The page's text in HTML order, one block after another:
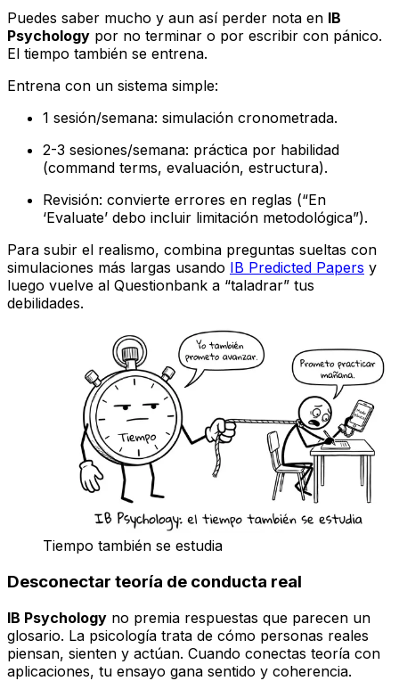
Puedes saber mucho y aun así perder nota en IB
Psychology por no terminar o por escribir con pánico.
El tiempo también se entrena.
Entrena con un sistema simple:
1 sesión/semana: simulación cronometrada.
2-3 sesiones/semana: práctica por habilidad
(command terms, evaluación, estructura).
Revisión: convierte errores en reglas (“En
‘Evaluate’ debo incluir limitación metodológica”).
Para subir el realismo, combina preguntas sueltas con
simulaciones más largas usando IB Predicted Papers y
luego vuelve al Questionbank a “taladrar” tus
debilidades.
Tiempo también se estudia
Desconectar teoría de conducta real
IB Psychology no premia respuestas que parecen un
glosario. La psicología trata de cómo personas reales
piensan, sienten y actúan. Cuando conectas teoría con
aplicaciones, tu ensayo gana sentido y coherencia.